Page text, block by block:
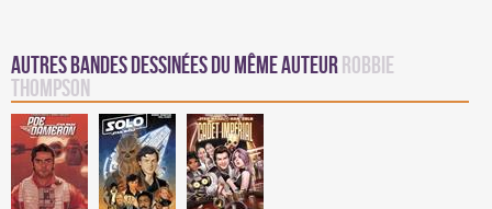
Autres Bandes Dessinées du même auteur Robbie
Thompson